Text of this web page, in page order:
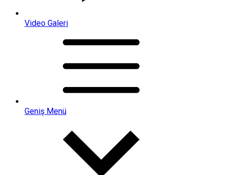
Video Galeri
Geniş Menü